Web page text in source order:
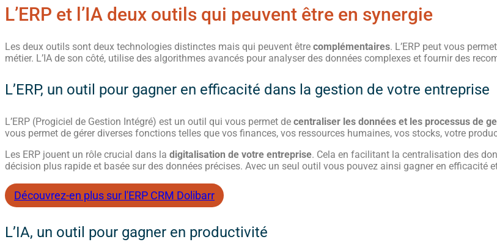
L’ERP et l’IA deux outils qui peuvent être en synergie
Les deux outils sont deux technologies distinctes mais qui peuvent être complémentaires. L’ERP peut vous
métier. L’IA de son côté, utilise des algorithmes avancés pour analyser des données complexes et fournir des
L’ERP, un outil pour gagner en efficacité dans la gestion de votre entreprise
L’ERP (Progiciel de Gestion Intégré) est un outil qui vous permet de centraliser les données et les processus de
vous permet de gérer diverses fonctions telles que vos finances, vos ressources humaines, vos stocks, votre
Les ERP jouent un rôle crucial dans la digitalisation de votre entreprise. Cela en facilitant la centralisation des
décision plus rapide et basée sur des données précises. Avec un seul outil vous pouvez ainsi gagner en efficacité
Découvrez-en plus sur l'ERP CRM Dolibarr
L’IA, un outil pour gagner en productivité